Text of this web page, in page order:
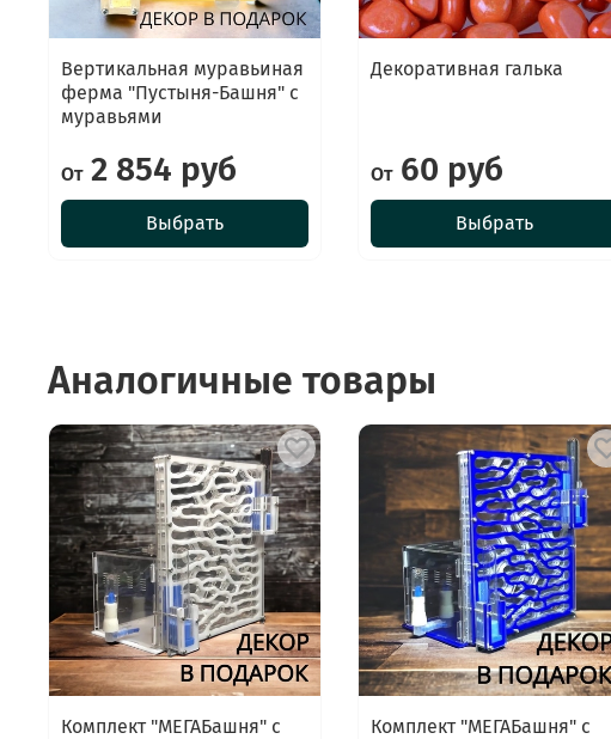
Вертикальная муравьиная
ферма "Пустыня-Башня" с
муравьями
От2 854 руб
Выбрать
Декоративная галька
От60 руб
Выбрать
Аналогичные товары
Комплект "МЕГАБашня" с
Комплект "МЕГАБашня" с